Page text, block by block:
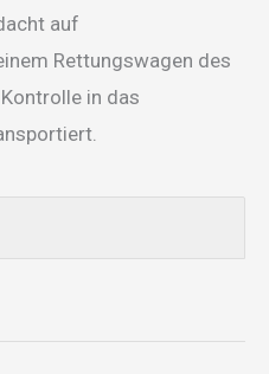
auf
Rettungswagen des
in das